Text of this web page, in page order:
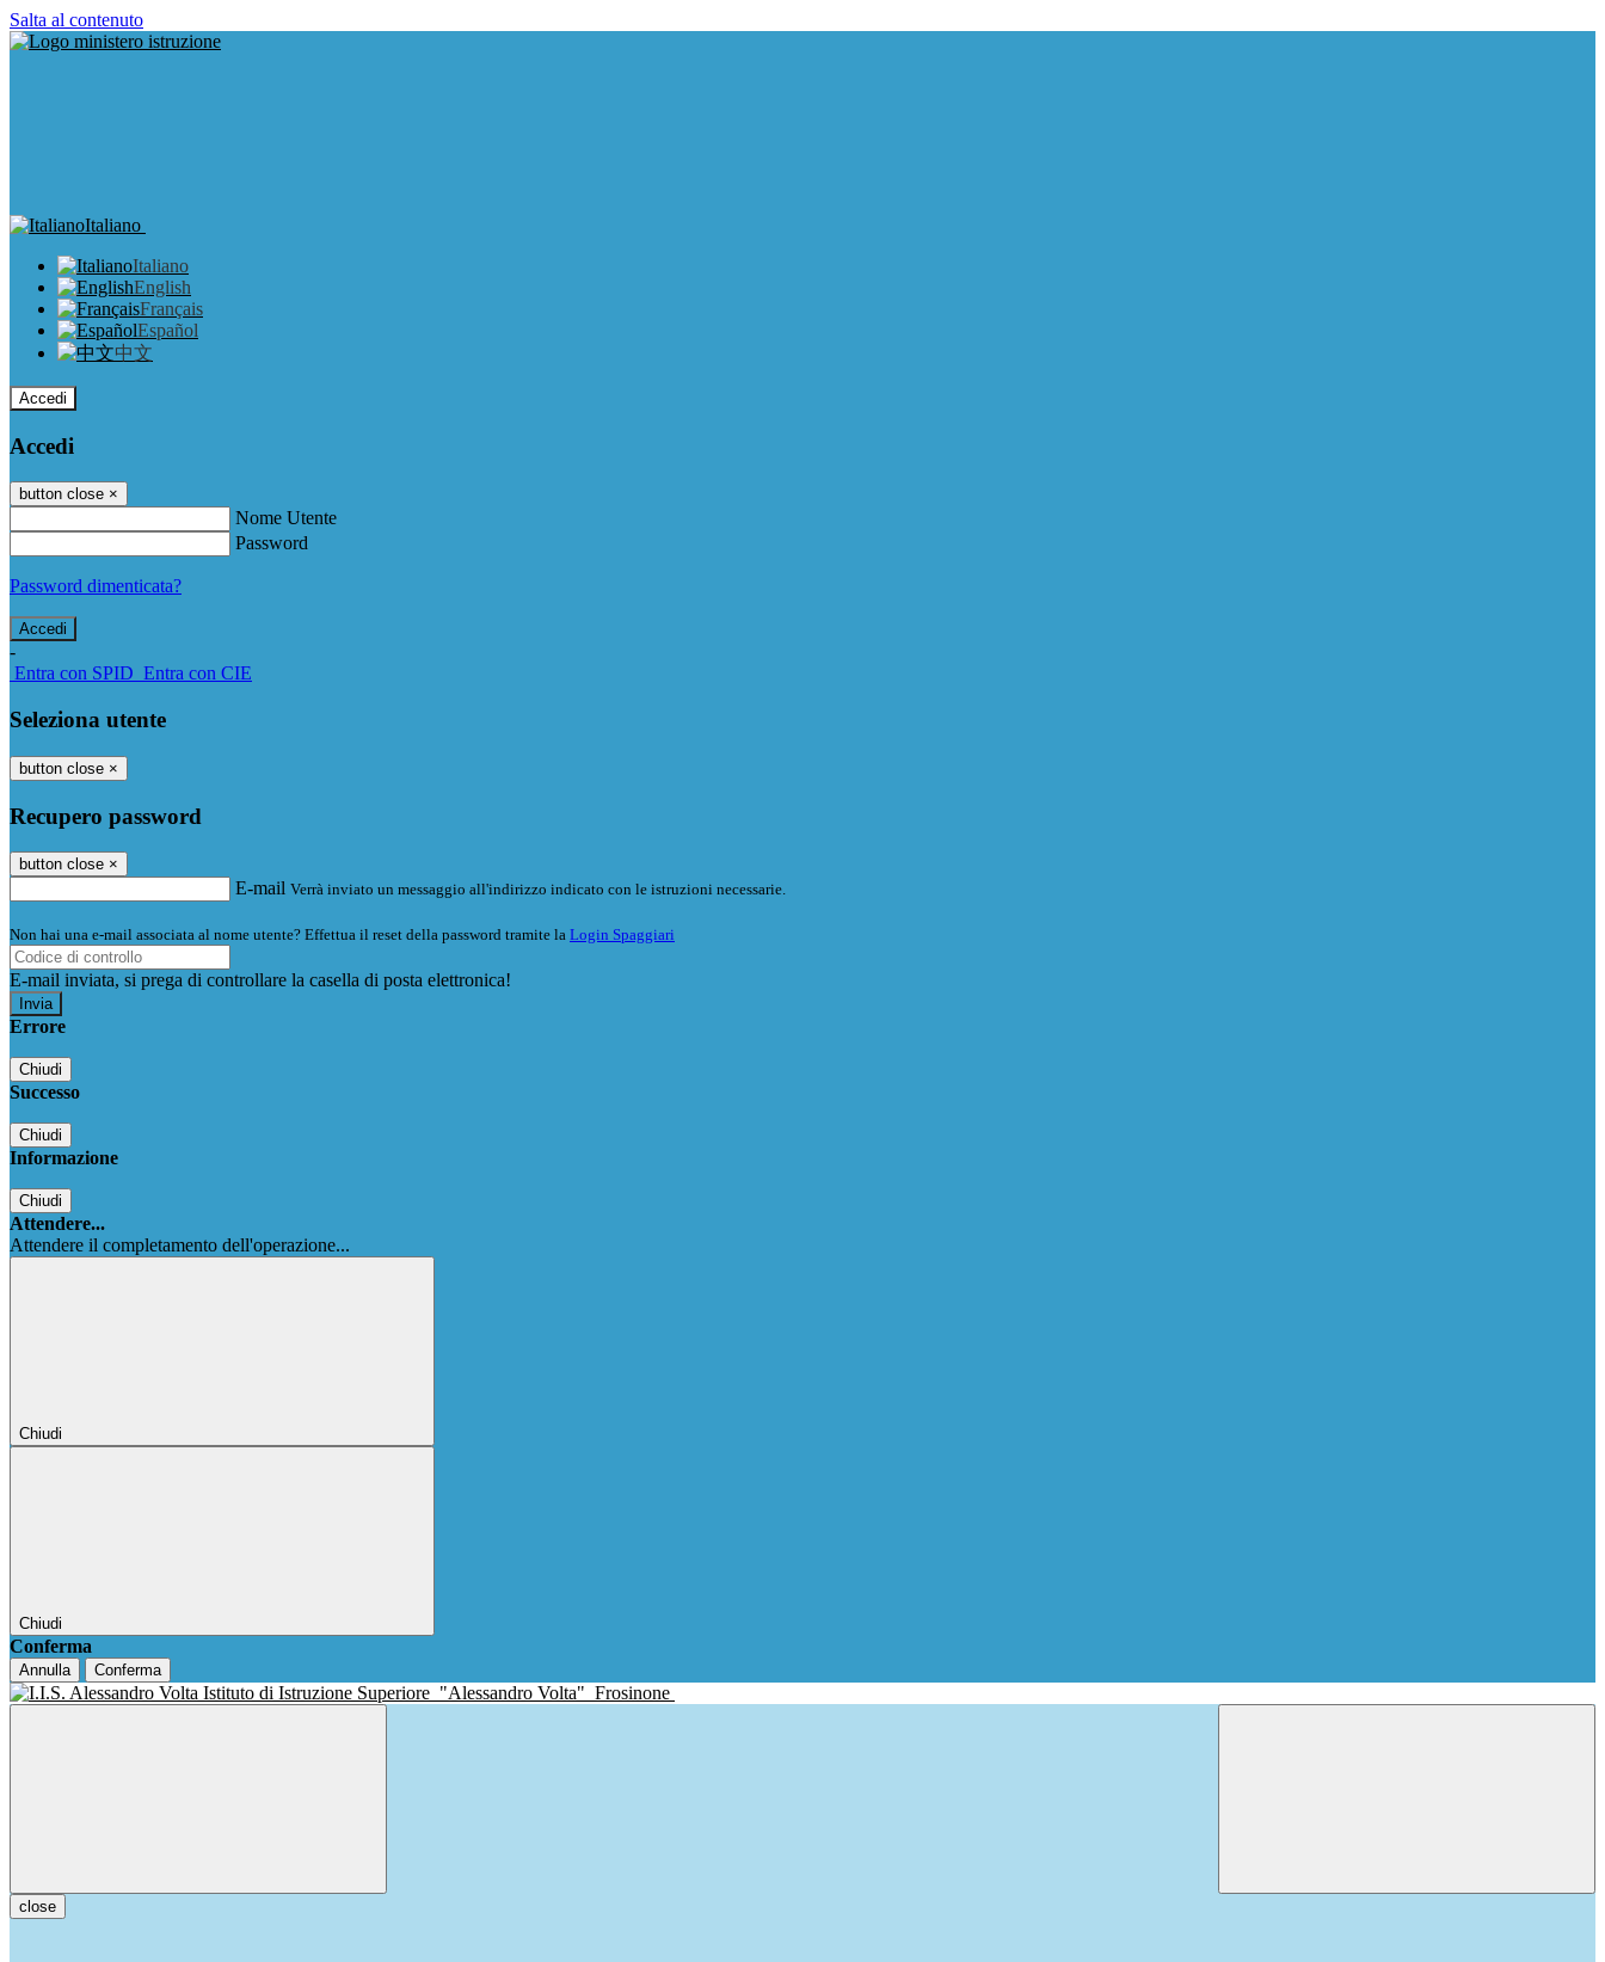
Salta al contenuto
Italiano
Italiano
English
Français
Español
中文
Accedi
Accedi
button close ×
Nome Utente
Password
Password dimenticata?
-
Entra con SPID Entra con CIE
Seleziona utente
button close ×
Recupero password
button close ×
E-mail Verrà inviato un messaggio all'indirizzo indicato con le istruzioni necessarie.
Non hai una e-mail associata al nome utente? Effettua il reset della password tramite la Login Spaggiari
E-mail inviata, si prega di controllare la casella di posta elettronica!
Errore
Chiudi
Successo
Chiudi
Informazione
Chiudi
Attendere...
Attendere il completamento dell'operazione...
Chiudi
Chiudi
Conferma
Annulla Conferma
Istituto di Istruzione Superiore "Alessandro Volta" Frosinone
close